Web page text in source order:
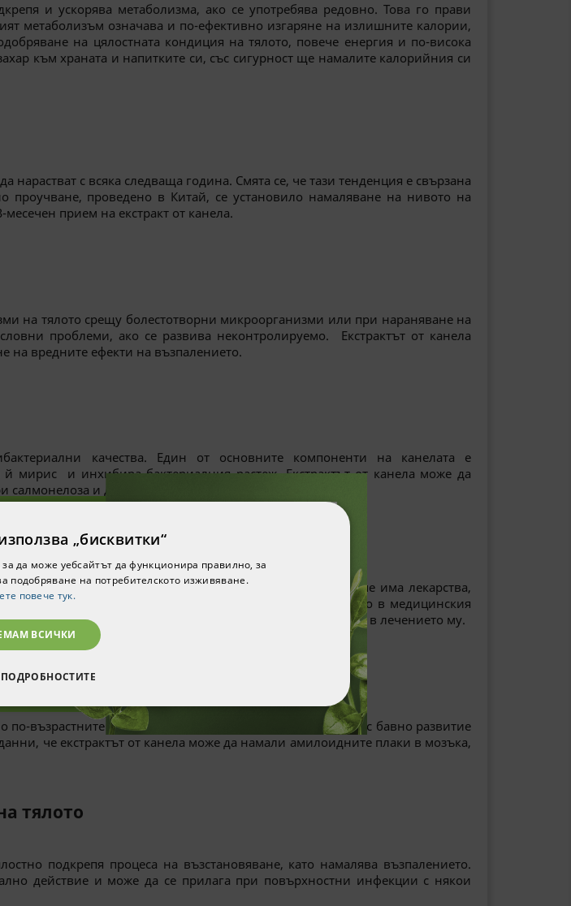
и ускорява метаболизма, ако се употребява редовно. Това го прави
метаболизъм означава и по-ефективно изгаряне на излишните калории,
на цялостната кондиция на тялото, повече енергия и по-висока
към храната и напитките си, със сигурност ще намалите калорийния си
с всяка следваща година. Смята се, че тази тенденция е свързана
проучване, проведено в Китай, се установило намаляване на нивото на
прием на екстракт от канела.
на тялото срещу болестотворни микроорганизми или при нараняване на
проблеми, ако се развива неконтролируемо. Екстрактът от канела
на вредните ефекти на възпалението.
качества. Един от основните компоненти на канелата е
мирис и инхибира бактериалния растеж. Екстрактът от канела може да
и други предавани чрез храната инфекции.
на нормални движения като ходене. Въпреки че има лекарства,
лечение. Научно проучване върху мишки, проведено в медицинския
намалява симптомите на заболяването и има потенциал в лечението му.
възрастните хора, отново няма лечение. То се свързва с бавно развитие
че екстрактът от канела може да намали амилоидните плаки в мозъка,
тялото
подкрепя процеса на възстановяване, като намалява възпалението.
действие и може да се прилага при повърхностни инфекции с някои
и ще
„бисквитки“
да може уебсайтът да функционира правилно, за
подобряване на потребителското изживяване.
повече тук.
ВСИЧКИ
МАРКЕТИНГOВИ